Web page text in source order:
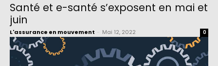
Santé et e-santé s’exposent en mai et
juin
L'assurance en mouvement Mai 12, 2022 0